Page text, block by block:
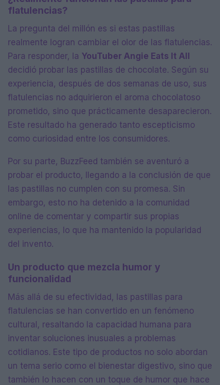
flatulencias?
La pregunta del millón es si estas pastillas
realmente logran cambiar el olor de las flatulencias.
Para responder, la YouTuber Angie Eats It All
decidió probar las pastillas de chocolate. Según su
experiencia, después de dos semanas de uso, sus
flatulencias no adquirieron el aroma chocolatoso
prometido, sino que prácticamente desaparecieron.
Este resultado ha generado tanto escepticismo
como curiosidad entre los consumidores.
Por su parte, BuzzFeed también se aventuró a
probar el producto, llegando a la conclusión de que
las pastillas no cumplen con su promesa. Sin
embargo, esto no ha detenido a la comunidad
online de comentar y compartir sus propias
experiencias, lo que ha mantenido la popularidad
del invento.
Un producto que mezcla humor y
funcionalidad
Más allá de su efectividad, las pastillas para
flatulencias se han convertido en un fenómeno
cultural, resaltando la capacidad humana para
inventar soluciones inusuales a problemas
cotidianos. Este tipo de productos no solo abordan
un tema serio como el bienestar digestivo, sino que
también lo hacen con un toque de humor que hace